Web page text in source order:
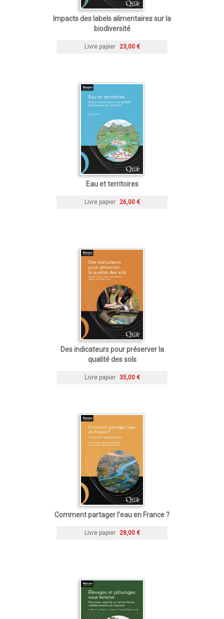
Impacts des labels alimentaires sur la
biodiversité
Livre papier 23,00 €
Eau et territoires
Livre papier 26,00 €
Des indicateurs pour préserver la
qualité des sols
Livre papier 35,00 €
Comment partager l’eau en France ?
Livre papier 28,00 €